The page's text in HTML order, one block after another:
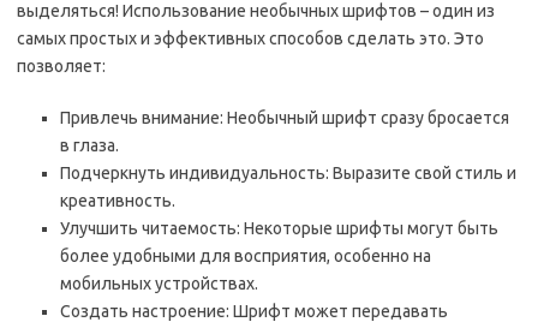
выделяться! Использование необычных шрифтов – один из
самых простых и эффективных способов сделать это. Это
позволяет:
Привлечь внимание: Необычный шрифт сразу бросается
в глаза.
Подчеркнуть индивидуальность: Выразите свой стиль и
креативность.
Улучшить читаемость: Некоторые шрифты могут быть
более удобными для восприятия, особенно на
мобильных устройствах.
Создать настроение: Шрифт может передавать